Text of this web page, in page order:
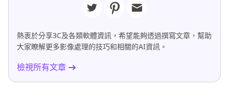
熱衷於分享3C及各類軟體資訊，希望能夠透過撰寫文章，幫助
大家瞭解更多影像處理的技巧和相關的AI資訊。
檢視所有文章